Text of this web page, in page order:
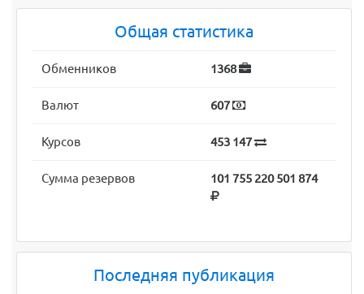
Общая статистика
Обменников 1368
Валют 607
Курсов 453 147
Сумма резервов 101 755 220 501 874
Последняя публикация